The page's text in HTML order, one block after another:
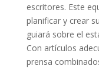
escritores. Este
planificar y crear
guiará sobre el
Con artículos
prensa